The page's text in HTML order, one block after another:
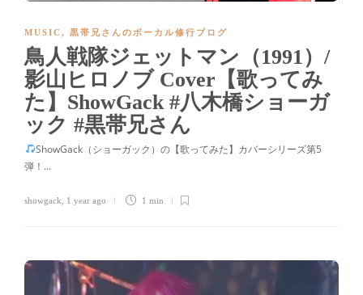
MUSIC , 黒帯兄さんのボーカル修行ブログ
鳥人戦隊ジェットマン（1991）/
影山ヒロノブ Cover【歌ってみ
た】ShowGack #八木橋ショーガ
ック #黒帯兄さん
ShowGack（ショーガック）の【歌ってみた】カバーシリーズ第5
弾！…
showgack 1 year ago 1 min